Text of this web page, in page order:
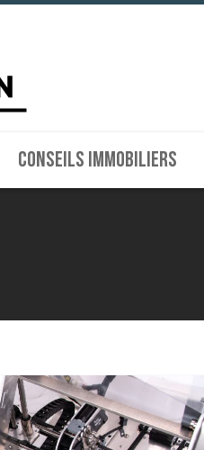
CONSEILS IMMOBILIERS